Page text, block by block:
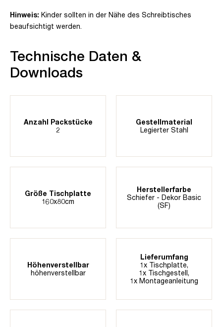
Hinweis: Kinder sollten in der Nähe des Schreibtisches
beaufsichtigt werden.
Technische Daten &
Downloads
Anzahl Packstücke
2
Gestellmaterial
Legierter Stahl
Größe Tischplatte
160x80cm
Herstellerfarbe
Schiefer - Dekor Basic
(SF)
Höhenverstellbar
höhenverstellbar
Lieferumfang
1x Tischplatte,
1x Tischgestell,
1x Montageanleitung